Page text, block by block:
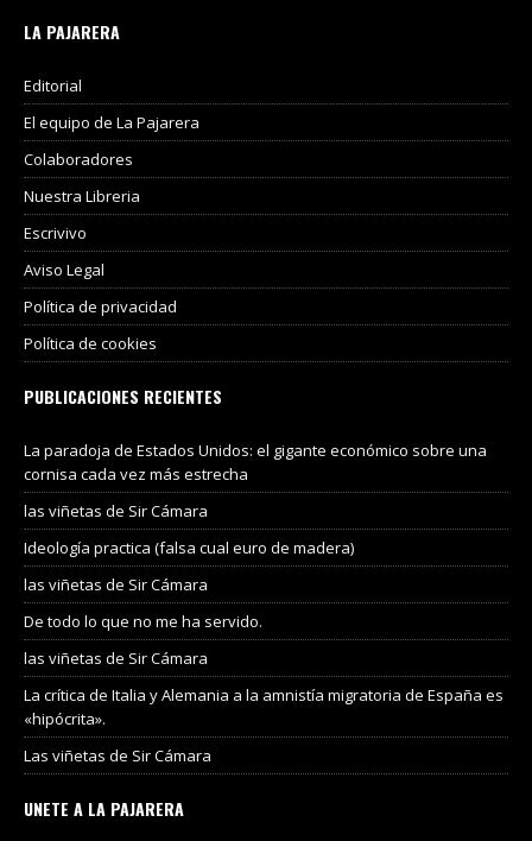
LA PAJARERA
Editorial
El equipo de La Pajarera
Colaboradores
Nuestra Libreria
Escrivivo
Aviso Legal
Política de privacidad
Política de cookies
PUBLICACIONES RECIENTES
La paradoja de Estados Unidos: el gigante económico sobre una
cornisa cada vez más estrecha
las viñetas de Sir Cámara
Ideología practica (falsa cual euro de madera)
las viñetas de Sir Cámara
De todo lo que no me ha servido.
las viñetas de Sir Cámara
La crítica de Italia y Alemania a la amnistía migratoria de España es
«hipócrita».
Las viñetas de Sir Cámara
UNETE A LA PAJARERA